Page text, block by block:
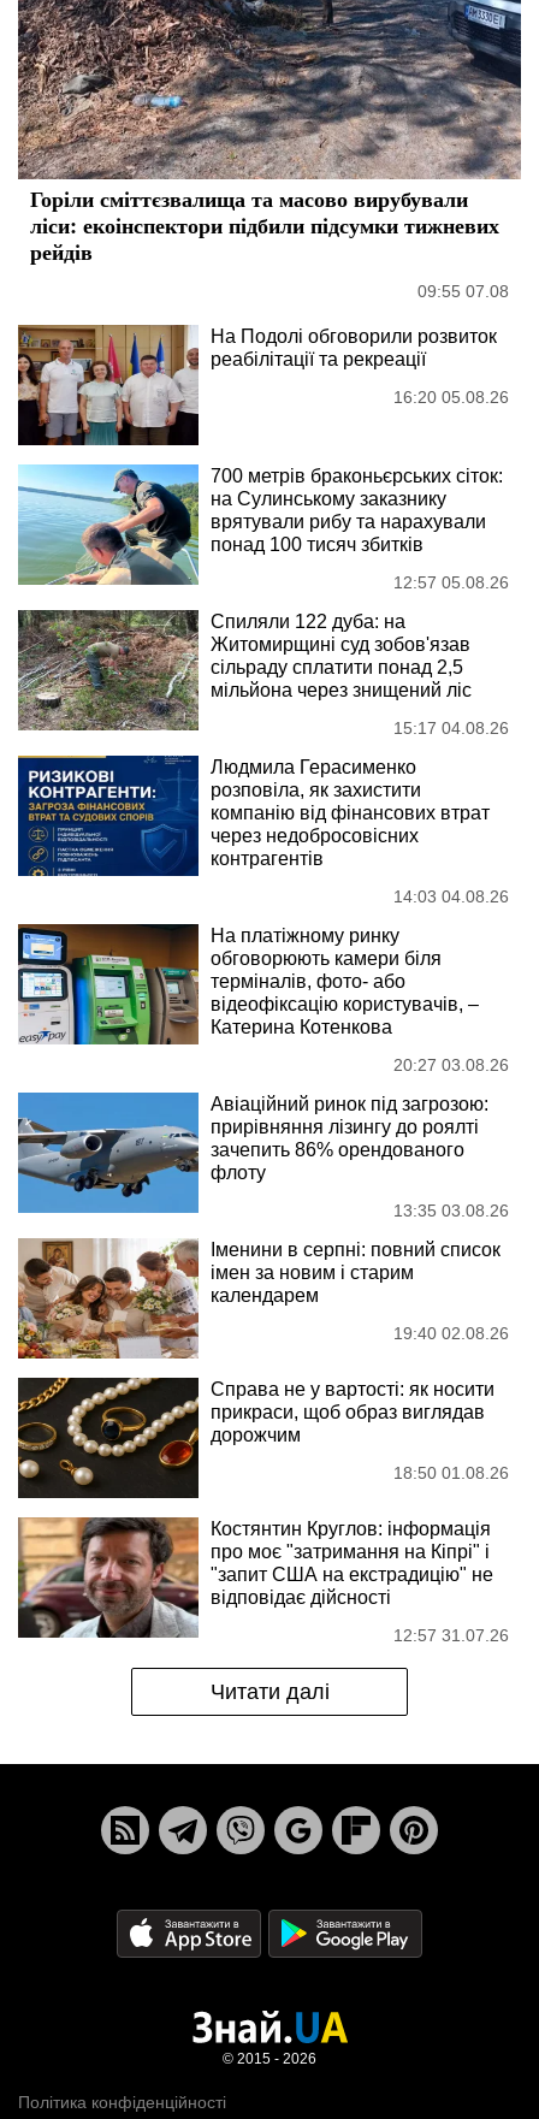
Горіли сміттєзвалища та масово вирубували
ліси: екоінспектори підбили підсумки тижневих
рейдів
09:55 07.08
На Подолі обговорили розвиток
реабілітації та рекреації
16:20 05.08.26
700 метрів браконьєрських сіток:
на Сулинському заказнику
врятували рибу та нарахували
понад 100 тисяч збитків
12:57 05.08.26
Спиляли 122 дуба: на
Житомирщині суд зобов'язав
сільраду сплатити понад 2,5
мільйона через знищений ліс
15:17 04.08.26
Людмила Герасименко
розповіла, як захистити
компанію від фінансових втрат
через недобросовісних
контрагентів
14:03 04.08.26
На платіжному ринку
обговорюють камери біля
терміналів, фото- або
відеофіксацію користувачів, –
Катерина Котенкова
20:27 03.08.26
Авіаційний ринок під загрозою:
прирівняння лізингу до роялті
зачепить 86% орендованого
флоту
13:35 03.08.26
Іменини в серпні: повний список
імен за новим і старим
календарем
19:40 02.08.26
Справа не у вартості: як носити
прикраси, щоб образ виглядав
дорожчим
18:50 01.08.26
Костянтин Круглов: інформація
про моє "затримання на Кіпрі" і
"запит США на екстрадицію" не
відповідає дійсності
12:57 31.07.26
Читати далі
Політика конфіденційності
© 2015 - 2026